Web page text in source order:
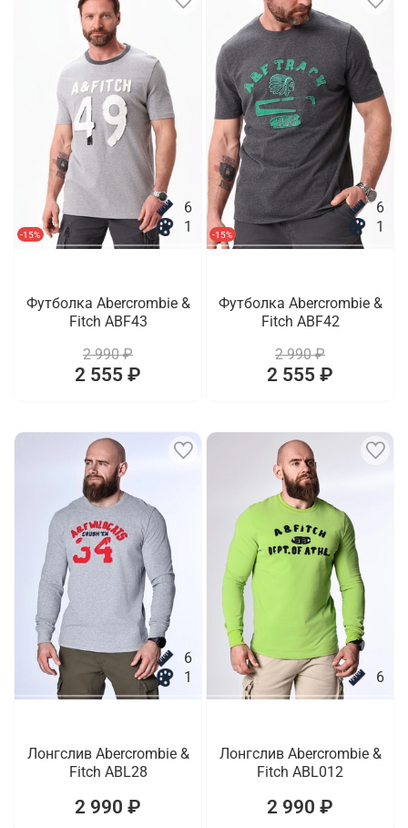
-15%
6
1
Футболка Abercrombie &
Fitch ABF43
2 990 ₽
2 555 ₽
-15%
6
1
Футболка Abercrombie &
Fitch ABF42
2 990 ₽
2 555 ₽
6
1
Лонгслив Abercrombie &
Fitch ABL28
2 990 ₽
6
Лонгслив Abercrombie &
Fitch ABL012
2 990 ₽